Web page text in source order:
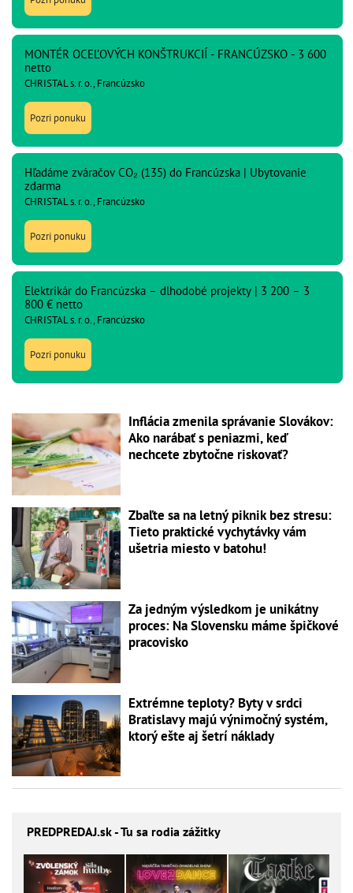
MONTÉR OCEĽOVÝCH KONŠTRUKCIÍ - FRANCÚZSKO - 3 600
netto
CHRISTAL s. r. o., Francúzsko
Pozri ponuku
Hľadáme zváračov CO₂ (135) do Francúzska | Ubytovanie
zdarma
CHRISTAL s. r. o., Francúzsko
Pozri ponuku
Elektrikár do Francúzska – dlhodobé projekty | 3 200 – 3
800 € netto
CHRISTAL s. r. o., Francúzsko
Pozri ponuku
Inflácia zmenila správanie Slovákov:
Ako narábať s peniazmi, keď
nechcete zbytočne riskovať?
Zbaľte sa na letný piknik bez stresu:
Tieto praktické vychytávky vám
ušetria miesto v batohu!
Za jedným výsledkom je unikátny
proces: Na Slovensku máme špičkové
pracovisko
Extrémne teploty? Byty v srdci
Bratislavy majú výnimočný systém,
ktorý ešte aj šetrí náklady
PREDPREDAJ.sk - Tu sa rodia zážitky